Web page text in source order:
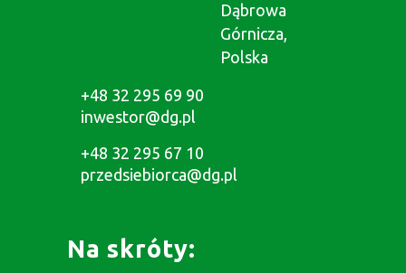
Dąbrowa
Górnicza,
Polska
+48 32 295 69 90
inwestor@dg.pl
+48 32 295 67 10
przedsiebiorca@dg.pl
Na skróty: